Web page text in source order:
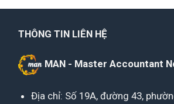
THÔNG TIN LIÊN HỆ
MAN - Master Accountant
Địa chỉ: Số 19A, đường 43,